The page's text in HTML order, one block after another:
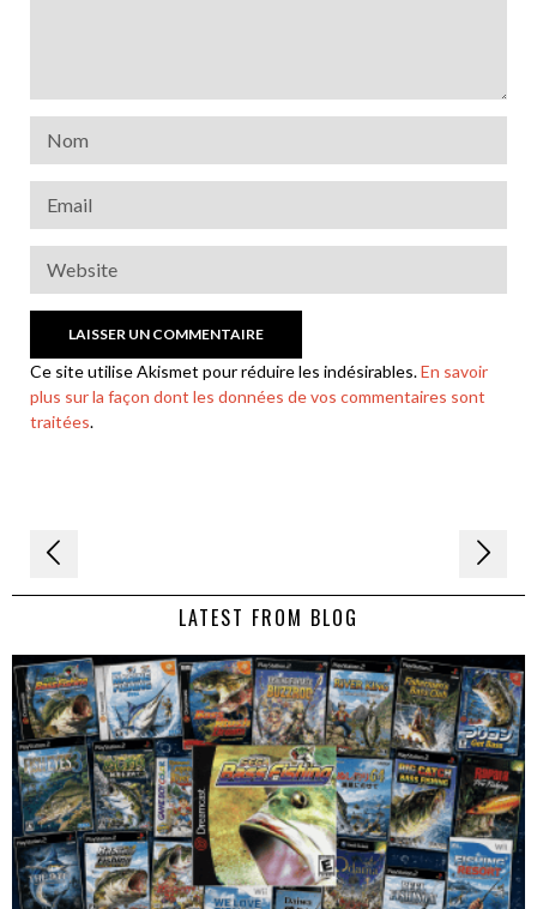
Ce site utilise Akismet pour réduire les indésirables.En savoir
plus sur la façon dont les données de vos commentaires sont
traitées.
Navigation
de LATEST FROM BLOG